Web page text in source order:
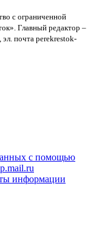
с ограниченной
Главный редактор –
почта perekrestok-
с помощью
информации